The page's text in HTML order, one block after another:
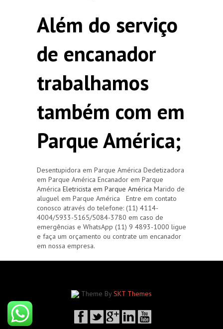
Além do serviço
de encanador
trabalhamos
também com em
Parque América;
Desentupidora em Parque América Dedetizadora
em Parque América Encanador em Parque
América Eletricista em Parque América Marido de
aluguel em Parque América Entre em contato
conosco através do telefone: (11) 4114-
4004/5933-5165/5084-3780 em caso de
emergências e WhatsApp (11) 9 4893-1000 ligue
e faça um orçamento ou contrate um encanador
em nossa empresa.
Theme By SKT Themes